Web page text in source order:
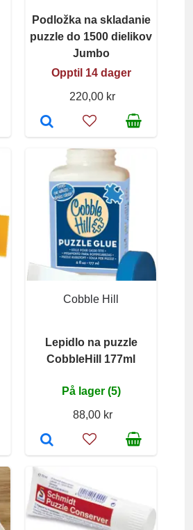
Podložka na skladanie
puzzle do 1500 dielikov
Jumbo
Opptil 14 dager
220,00 kr
Cobble Hill
Lepidlo na puzzle
CobbleHill 177ml
På lager (5)
88,00 kr